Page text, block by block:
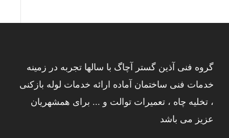
گروه فنی آذین گستر آچاگ با سالها تجربه در زمینه
خدمات فنی ساختمان آماده ارائه خدمات لوله بازکنی
، تخلیه چاه ، تعمیرات توالت و ... برای همشهریان
عزیز می باشد